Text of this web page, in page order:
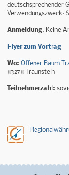
deutschsprechender
Verwendungszweck:
Anmeldung: Keine
Flyer zum Vortrag
Wo: Offener Raum
83278 Traunstein
Teilnehmerzahl: